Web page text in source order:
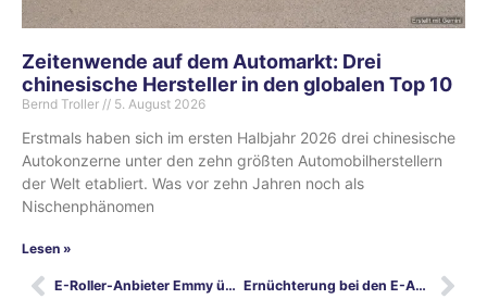
Zeitenwende auf dem Automarkt: Drei
chinesische Hersteller in den globalen Top 10
Bernd Troller 5. August 2026
Erstmals haben sich im ersten Halbjahr 2026 drei chinesische
Autokonzerne unter den zehn größten Automobilherstellern
der Welt etabliert. Was vor zehn Jahren noch als
Nischenphänomen
Lesen »
E-Roller-Anbieter Emmy übernimmt Felyx Ernüchterung bei den E-Auto Zulassungen im Januar – nur Tesla kann jubeln